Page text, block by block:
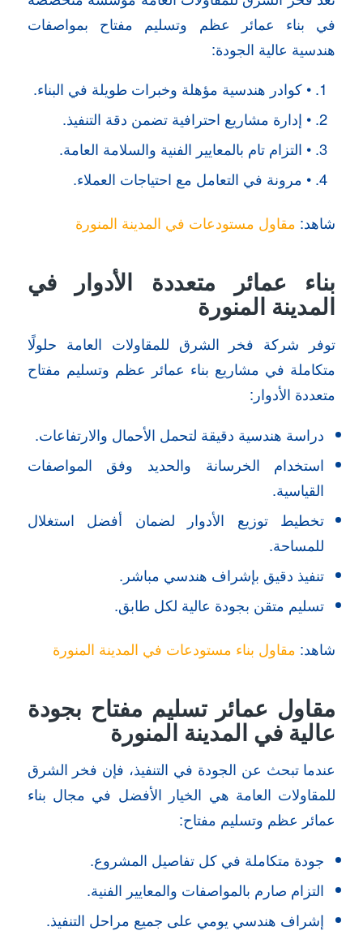
في بناء عمائر عظم وتسليم مفتاح بمواصفات
هندسية عالية الجودة:
• كوادر هندسية مؤهلة وخبرات طويلة في البناء.
• إدارة مشاريع احترافية تضمن دقة التنفيذ.
• التزام تام بالمعايير الفنية والسلامة العامة.
• مرونة في التعامل مع احتياجات العملاء.
شاهد: مقاول مستودعات في المدينة المنورة
بناء عمائر متعددة الأدوار في
المدينة المنورة
توفر شركة فخر الشرق للمقاولات العامة حلولًا
متكاملة في مشاريع بناء عمائر عظم وتسليم مفتاح
متعددة الأدوار:
دراسة هندسية دقيقة لتحمل الأحمال والارتفاعات.
استخدام الخرسانة والحديد وفق المواصفات
القياسية.
تخطيط توزيع الأدوار لضمان أفضل استغلال
للمساحة.
تنفيذ دقيق بإشراف هندسي مباشر.
تسليم متقن بجودة عالية لكل طابق.
شاهد: مقاول بناء مستودعات في المدينة المنورة
مقاول عمائر تسليم مفتاح بجودة
عالية في المدينة المنورة
عندما تبحث عن الجودة في التنفيذ، فإن فخر الشرق
للمقاولات العامة هي الخيار الأفضل في مجال بناء
عمائر عظم وتسليم مفتاح:
جودة متكاملة في كل تفاصيل المشروع.
التزام صارم بالمواصفات والمعايير الفنية.
إشراف هندسي يومي على جميع مراحل التنفيذ.